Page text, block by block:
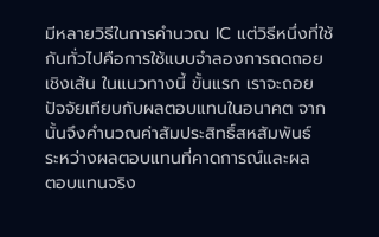
มีหลายวิธีในการคำนวณ IC แต่วิธีหนึ่งที่ใช้
กันทั่วไปคือการใช้แบบจำลองการถดถอย
เชิงเส้น ในแนวทางนี้ ขั้นแรก เราจะถอย
ปัจจัยเทียบกับผลตอบแทนในอนาคต จาก
นั้นจึงคำนวณค่าสัมประสิทธิ์สหสัมพันธ์
ระหว่างผลตอบแทนที่คาดการณ์และผล
ตอบแทนจริง